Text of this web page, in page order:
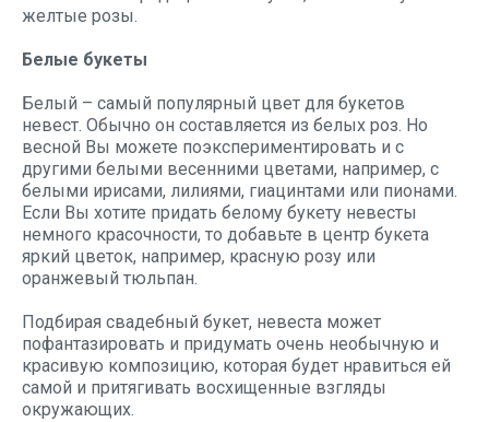
желтые розы.
Белые букеты
Белый – самый популярный цвет для букетов
невест. Обычно он составляется из белых роз. Но
весной Вы можете поэкспериментировать и с
другими белыми весенними цветами, например, с
белыми ирисами, лилиями, гиацинтами или пионами.
Если Вы хотите придать белому букету невесты
немного красочности, то добавьте в центр букета
яркий цветок, например, красную розу или
оранжевый тюльпан.
Подбирая свадебный букет, невеста может
пофантазировать и придумать очень необычную и
красивую композицию, которая будет нравиться ей
самой и притягивать восхищенные взгляды
окружающих.